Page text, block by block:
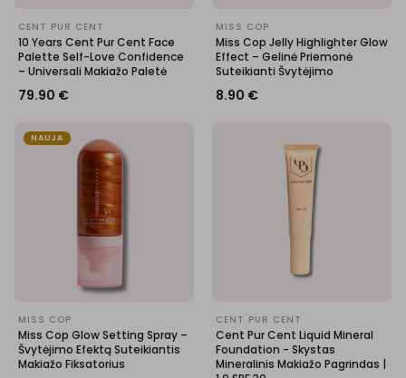
CENT PUR CENT
10 Years Cent Pur Cent Face
Palette Self-Love Confidence
– Universali Makiažo Paletė
79.90 €
MISS COP
Miss Cop Jelly Highlighter Glow
Effect – Gelinė Priemonė
Suteikianti Švytėjimo
8.90 €
NAUJA
MISS COP
Miss Cop Glow Setting Spray –
Švytėjimo Efektą Suteikiantis
Makiažo Fiksatorius
CENT PUR CENT
Cent Pur Cent Liquid Mineral
Foundation - Skystas
Mineralinis Makiažo Pagrindas |